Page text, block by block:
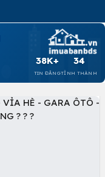
38K+
TIN ĐĂNG
34
TỈNH THÀNH